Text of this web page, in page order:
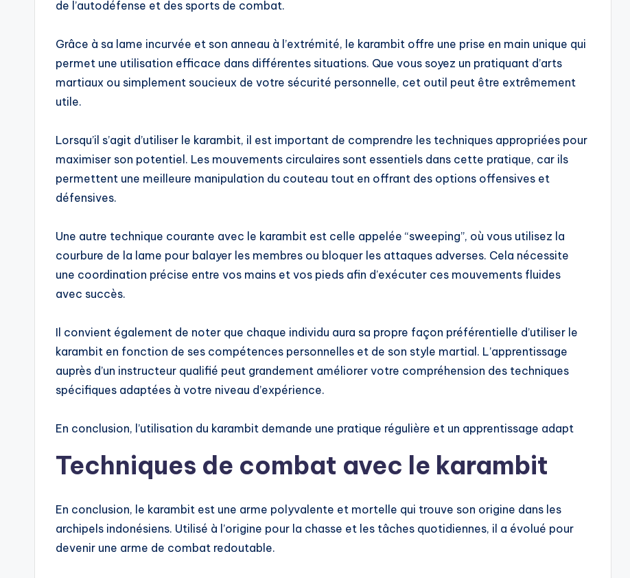
de l’autodéfense et des sports de combat.
Grâce à sa lame incurvée et son anneau à l’extrémité, le karambit offre une prise en main unique qui
permet une utilisation efficace dans différentes situations. Que vous soyez un pratiquant d’arts
martiaux ou simplement soucieux de votre sécurité personnelle, cet outil peut être extrêmement
utile.
Lorsqu’il s’agit d’utiliser le karambit, il est important de comprendre les techniques appropriées pour
maximiser son potentiel. Les mouvements circulaires sont essentiels dans cette pratique, car ils
permettent une meilleure manipulation du couteau tout en offrant des options offensives et
défensives.
Une autre technique courante avec le karambit est celle appelée “sweeping”, où vous utilisez la
courbure de la lame pour balayer les membres ou bloquer les attaques adverses. Cela nécessite
une coordination précise entre vos mains et vos pieds afin d’exécuter ces mouvements fluides
avec succès.
Il convient également de noter que chaque individu aura sa propre façon préférentielle d’utiliser le
karambit en fonction de ses compétences personnelles et de son style martial. L’apprentissage
auprès d’un instructeur qualifié peut grandement améliorer votre compréhension des techniques
spécifiques adaptées à votre niveau d’expérience.
En conclusion, l’utilisation du karambit demande une pratique régulière et un apprentissage adapt
Techniques de combat avec le karambit
En conclusion, le karambit est une arme polyvalente et mortelle qui trouve son origine dans les
archipels indonésiens. Utilisé à l’origine pour la chasse et les tâches quotidiennes, il a évolué pour
devenir une arme de combat redoutable.